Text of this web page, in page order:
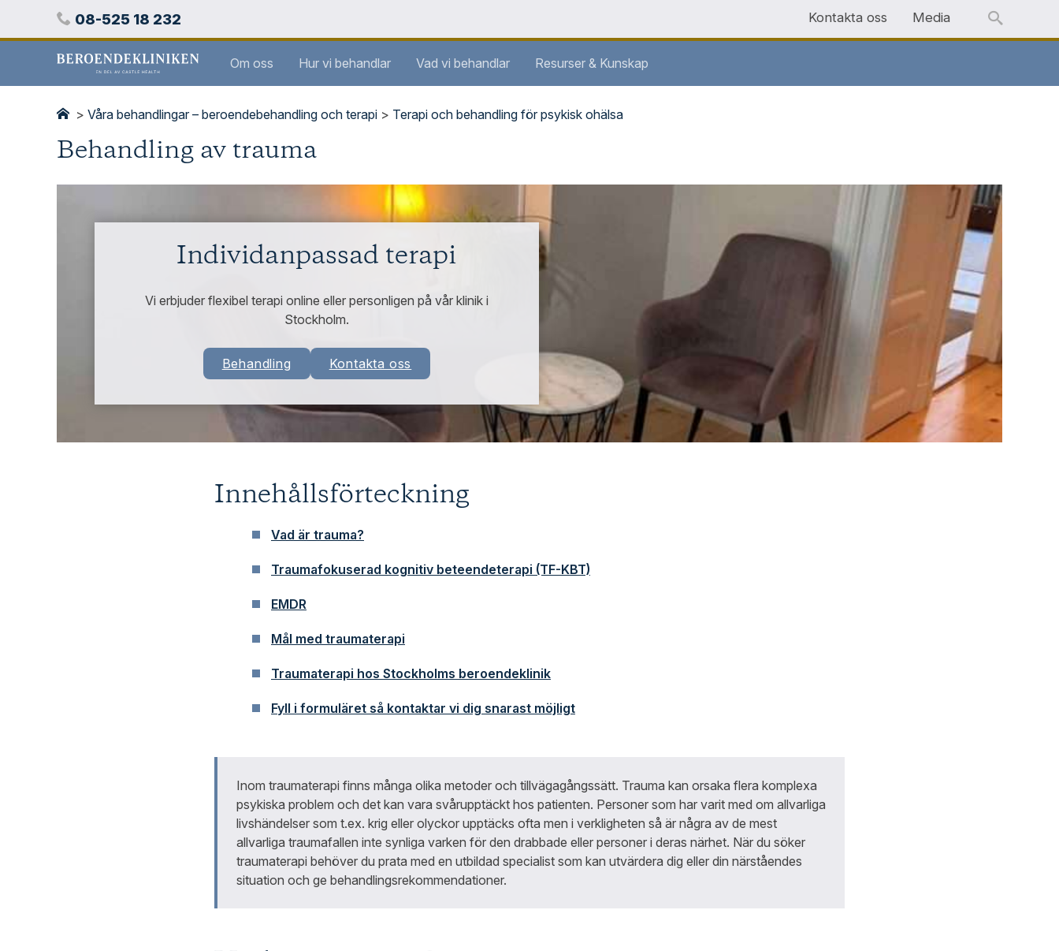
Telefon
08-525 18 232 Kontakta oss Media
Stockholms
Om oss Hur vi behandlar Vad vi behandlar Resurser & Kunskap
> Våra behandlingar – beroendebehandling och terapi > Terapi och behandling för psykisk ohälsa
Behandling av trauma
Individanpassad terapi
Vi erbjuder flexibel terapi online eller personligen på vår klinik i
Stockholm.
Behandling Kontakta oss
Innehållsförteckning
Vad är trauma?
Traumafokuserad kognitiv beteendeterapi (TF-KBT)
EMDR
Mål med traumaterapi
Traumaterapi hos Stockholms beroendeklinik
Fyll i formuläret så kontaktar vi dig snarast möjligt
Inom traumaterapi finns många olika metoder och tillvägagångssätt. Trauma kan orsaka flera komplexa
psykiska problem och det kan vara svårupptäckt hos patienten. Personer som har varit med om allvarliga
livshändelser som t.ex. krig eller olyckor upptäcks ofta men i verkligheten så är några av de mest
allvarliga traumafallen inte synliga varken för den drabbade eller personer i deras närhet. När du söker
traumaterapi behöver du prata med en utbildad specialist som kan utvärdera dig eller din närståendes
situation och ge behandlingsrekommendationer.